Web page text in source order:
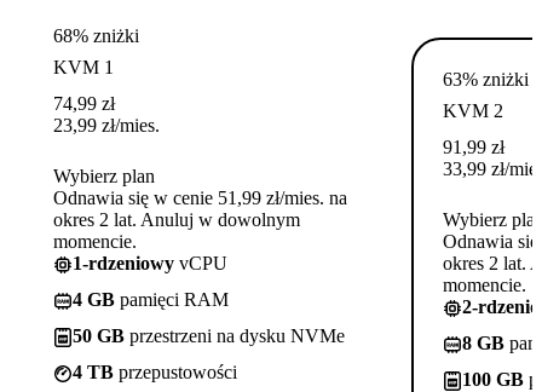
68% zniżki
KVM 1
74,99 zł
23,99 zł/mies.
Wybierz plan
Odnawia się w cenie 51,99 zł/mies. na
okres 2 lat. Anuluj w dowolnym
momencie.
1-rdzeniowy vCPU
4 GB pamięci RAM
50 GB przestrzeni na dysku NVMe
4 TB przepustowości
63% zniżki
KVM 2
91,99 zł
33,99 zł/
Wybierz
Odnawia się
okres 2 lat.
momencie.
2-
8 GB
100 GB